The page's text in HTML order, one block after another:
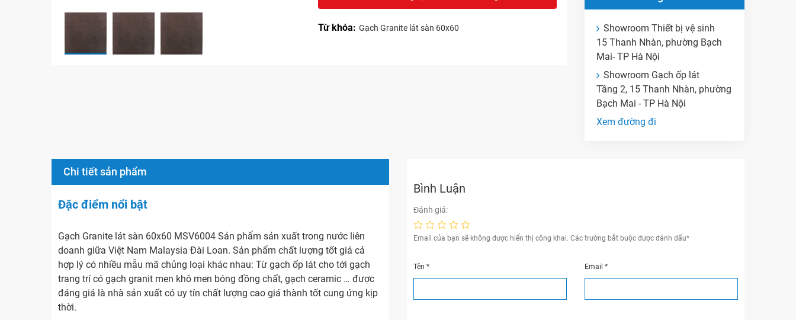
Từ khóa: Gạch Granite lát sàn 60x60
Showroom Thiết bị vệ sinh
15 Thanh Nhàn, phường Bạch
Mai- TP Hà Nội
Showroom Gạch ốp lát
Tầng 2, 15 Thanh Nhàn, phường
Bạch Mai - TP Hà Nội
Xem đường đi
Chi tiết sản phẩm
Đặc điểm nổi bật
Gạch Granite lát sàn 60x60 MSV6004 Sản phẩm sản xuất trong nước liên
doanh giữa Việt Nam Malaysia Đài Loan. Sản phẩm chất lượng tốt giá cả
hợp lý có nhiều mẫu mã chủng loại khác nhau: Từ gạch ốp lát cho tới gạch
trang trí có gạch granit men khô men bóng đồng chất, gạch ceramic … được
đáng giá là nhà sản xuất có uy tín chất lượng cao giá thành tốt cung ứng kịp
thời.
Bình Luận
Đánh giá:
Email của bạn sẽ không được hiển thị công khai. Các trường bắt buộc được đánh dấu*
Tên* Email *